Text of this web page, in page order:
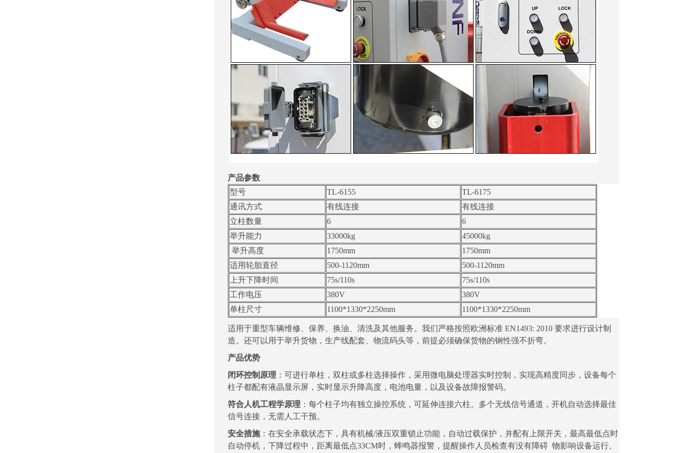
产品参数
型号
TL-6155
TL-6175
通讯方式
有线连接
有线连接
立柱数量
6
6
举升能力
33000kg
45000kg
举升高度
1750mm
1750mm
适用轮胎直径
500-1120mm
500-1120mm
上升下降时间
75s/110s
75s/110s
工作电压
380V
380V
单柱尺寸
1100*1330*2250mm 1100*1330*2250mm
适用于重型车辆维修、保养、换油、清洗及其他服务。我们严格按照欧洲标准 EN1493: 2010 要求进行设计制
造。 还可以用于举升货物，生产线配套、物流码头等，前提必须确保货物的钢性强不折弯。
产品优势
闭环控制原理 ：可进行单柱，双柱或多柱选择操作，采用微电脑处理器实时控制，实现高精度同步，设备每个
柱子都配有液晶显示屏，实时显示升降高度，电池电量，以及设备故障报警码。
符合人机工程学原理 ：每个柱子均有独立操控系统，可延伸连接六柱。多个无线信号通道，开机自动选择最佳
信号连接，无需人工干预。
安全措施：在安全承载状态下，具有机械/液压双重锁止功能，自动过载保护，并配有上限开关，最高最低点时
自动停机，下降过程中，距离最低点33CM时，蜂鸣器报警，提醒操作人员检查有没有障碍 物影响设备运行。